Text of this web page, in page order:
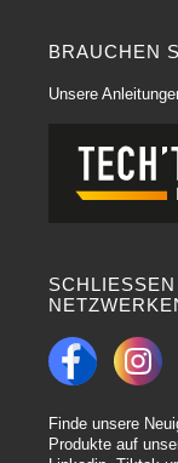
BRAUCHEN
Unsere
Finde unsere
Produkte auf